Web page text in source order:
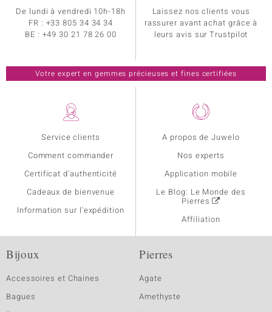
Service clients
Comment commander
Certificat d'authenticité
Cadeaux de bienvenue
Information sur l'expédition
A propos de Juwelo
Nos experts
Application mobile
Le Blog: Le Monde des
Pierres
Affiliation
De lundi à vendredi 10h-18h
FR : +33 805 34 34 34
BE : +49 30 21 78 26 00
Laissez nos clients vous
rassurer avant achat grâce à
leurs avis sur Trustpilot
Votre expert en gemmes précieuses et fines certifiées
Bijoux
Accessoires et Chaines
Bagues
Pierres
Agate
Amethyste